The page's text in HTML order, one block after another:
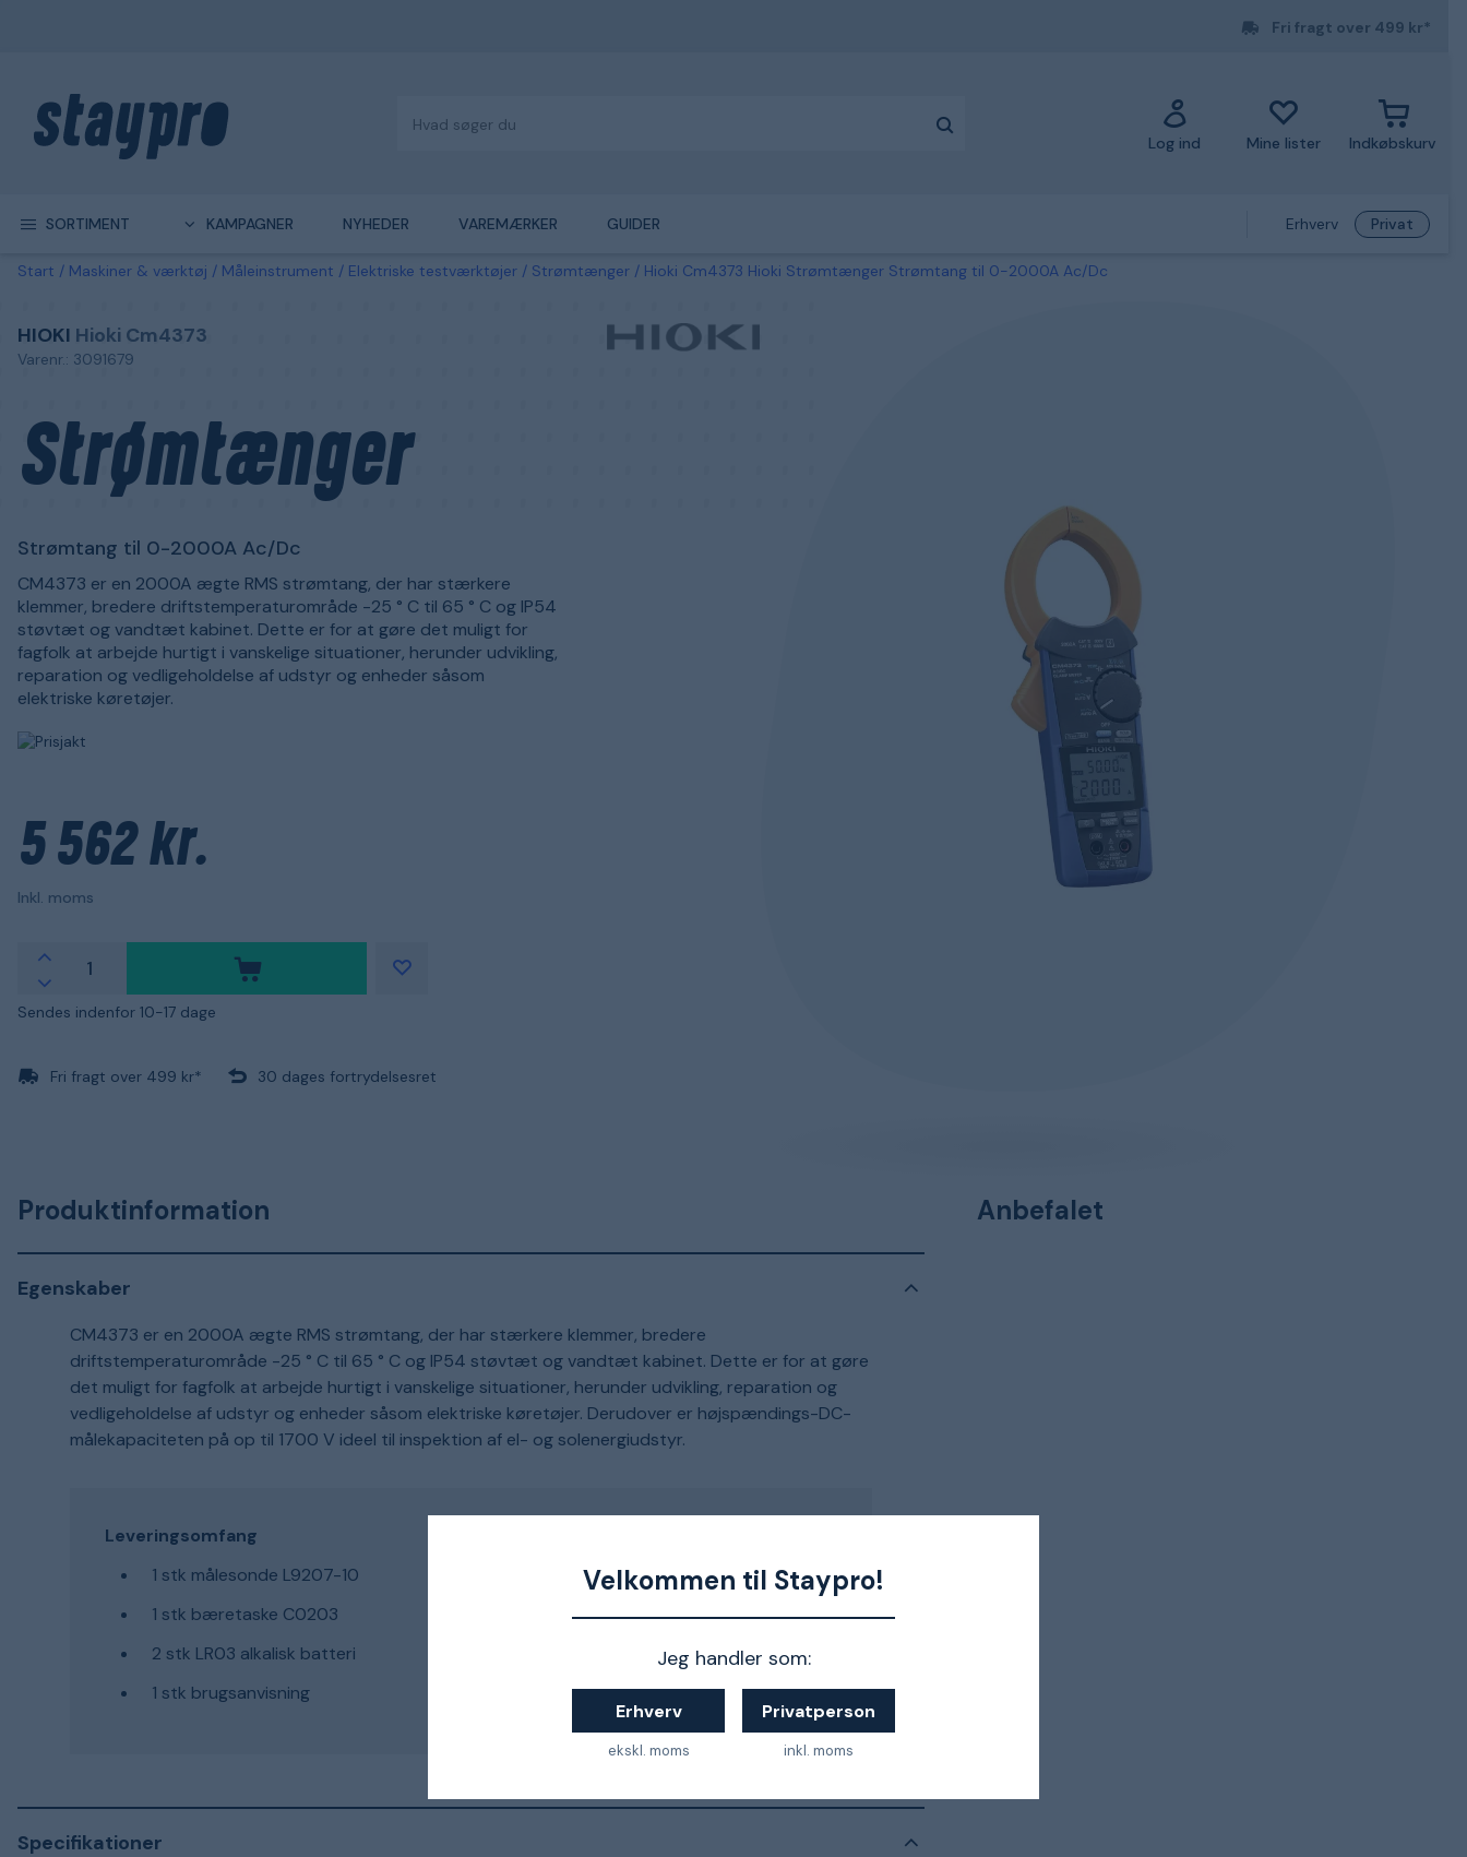
Velkommen til Staypro!
Jeg handler som:
Erhverv
ekskl. moms
Privatperson
inkl. moms
Fri fragt over 499 kr*
Log ind Mine lister Indkøbskurv
SORTIMENT KAMPAGNER NYHEDER VAREMÆRKER GUIDER Erhverv Privat
Start Maskiner & værktøj Måleinstrument Elektriske testværktøjer Strømtænger Hioki Cm4373 Hioki Strømtænger Strømtang til 0-2000A Ac/Dc
HIOKI Hioki Cm4373
Varenr.: 3091679
Strømtænger
Strømtang til 0-2000A Ac/Dc
CM4373 er en 2000A ægte RMS strømtang, der har stærkere
klemmer, bredere driftstemperaturområde -25 ° C til 65 ° C og IP54
støvtæt og vandtæt kabinet. Dette er for at gøre det muligt for
fagfolk at arbejde hurtigt i vanskelige situationer, herunder udvikling,
reparation og vedligeholdelse af udstyr og enheder såsom
elektriske køretøjer.
5 562 kr.
Inkl. moms
Sendes indenfor 10-17 dage
Fri fragt over 499 kr* 30 dages fortrydelsesret
Produktinformation
Egenskaber
CM4373 er en 2000A ægte RMS strømtang, der har stærkere klemmer, bredere
driftstemperaturområde -25 ° C til 65 ° C og IP54 støvtæt og vandtæt kabinet. Dette er for at gøre
det muligt for fagfolk at arbejde hurtigt i vanskelige situationer, herunder udvikling, reparation og
vedligeholdelse af udstyr og enheder såsom elektriske køretøjer. Derudover er højspændings-DC-
målekapaciteten på op til 1700 V ideel til inspektion af el- og solenergiudstyr.
Leveringsomfang
1 stk målesonde L9207-10
1 stk bæretaske C0203
2 stk LR03 alkalisk batteri
1 stk brugsanvisning
Specifikationer
Anbefalet